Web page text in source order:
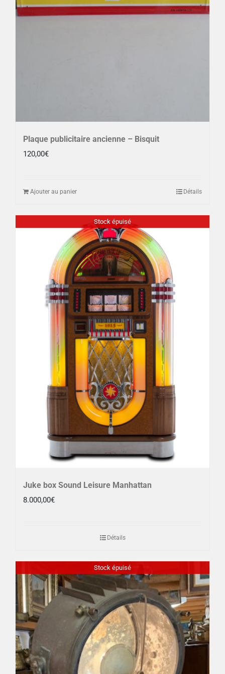
Plaque publicitaire ancienne – Bisquit
120,00€
Ajouter au panier Détails
Stock épuisé
Juke box Sound Leisure Manhattan
8.000,00€
Détails
Stock épuisé